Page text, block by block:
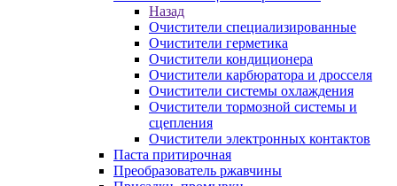
Назад
Очистители специализированные
Очистители герметика
Очистители кондиционера
Очистители карбюратора и дросселя
Очистители системы охлаждения
Очистители тормозной системы и
сцепления
Очистители электронных контактов
Паста притирочная
Преобразователь ржавчины